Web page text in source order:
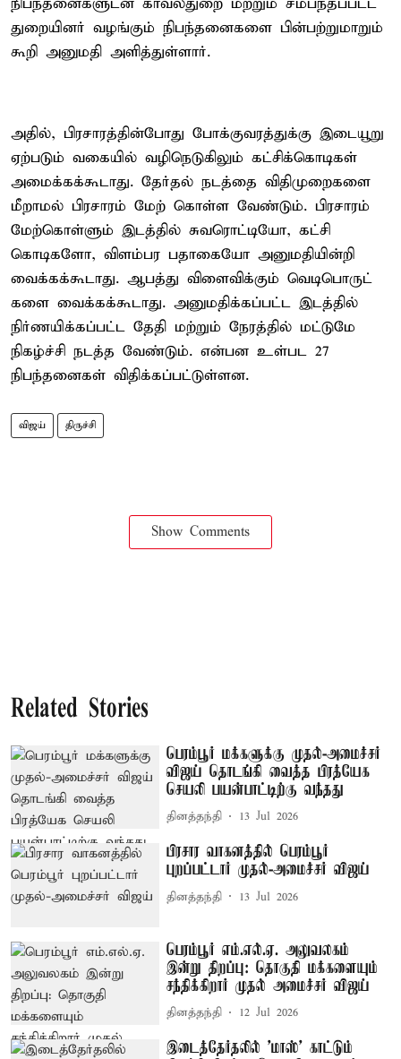
துறையினர் வழங்கும் நிபந்தனைகளை பின்பற்றுமாறும்
கூறி அனுமதி அளித்துள்ளார்.
அதில், பிரசாரத்தின்போது போக்குவரத்துக்கு இடையூறு
ஏற்படும் வகையில் வழிநெடுகிலும் கட்சிக்கொடிகள்
அமைக்கக்கூடாது. தேர்தல் நடத்தை விதிமுறைகளை
மீறாமல் பிரசாரம் மேற் கொள்ள வேண்டும். பிரசாரம்
மேற்கொள்ளும் இடத்தில் சுவரொட்டியோ, கட்சி
கொடிகளோ, விளம்பர பதாகையோ அனுமதியின்றி
வைக்கக்கூடாது. ஆபத்து விளைவிக்கும் வெடிபொருட்
களை வைக்கக்கூடாது. அனுமதிக்கப்பட்ட இடத்தில்
நிர்ணயிக்கப்பட்ட தேதி மற்றும் நேரத்தில் மட்டுமே
நிகழ்ச்சி நடத்த வேண்டும். என்பன உள்பட 27
நிபந்தனைகள் விதிக்கப்பட்டுள்ளன.
விஜய் திருச்சி
Show Comments
Related Stories
பெரம்பூர் மக்களுக்கு முதல்-அமைச்சர்
விஜய் தொடங்கி வைத்த பிரத்யேக
செயலி பயன்பாட்டிற்கு வந்தது
தினத்தந்தி 13 Jul 2026
பிரசார வாகனத்தில் பெரம்பூர்
புறப்பட்டார் முதல்-அமைச்சர் விஜய்
தினத்தந்தி 13 Jul 2026
பெரம்பூர் எம்.எல்.ஏ. அலுவலகம்
இன்று திறப்பு: தொகுதி மக்களையும்
சந்திக்கிறார் முதல் அமைச்சர் விஜய்
தினத்தந்தி 12 Jul 2026
இடைத்தேர்தலில் 'மாஸ்' காட்டும்